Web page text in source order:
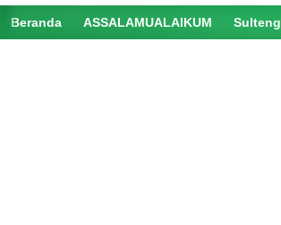
Beranda ASSALAMUALAIKUM Sulteng